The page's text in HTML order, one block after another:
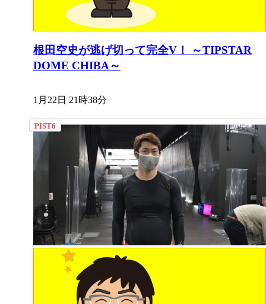
根田空史が逃げ切って完全V！ ～TIPSTAR
DOME CHIBA～
1月22日 21時38分